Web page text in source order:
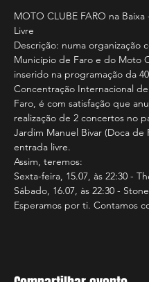
MOTO CLUBE FARO na Baixa
Livre
Descrição: numa organização
Município de Faro e do Moto
inserido na programação da
Concentração Internacional
Faro, é com satisfação que
realização de 2 concertos no
Jardim Manuel Bivar (Doca de
entrada livre.
Assim, teremos:
Sexta-feira, 15.07, às 22:30 -
Sábado, 16.07, às 22:30 -
Esperamos por ti. Contamos